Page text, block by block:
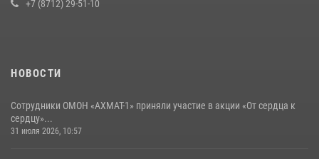
+7 (8712) 29-51-10
НОВОСТИ
Сотрудники ОМОН «АХМАТ-1» приняли участие в акции «От сердца к
сердцу»...
31 июля 2026, 10:57